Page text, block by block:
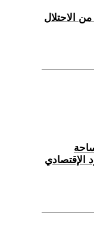
الاحتلال
الإقتصادي